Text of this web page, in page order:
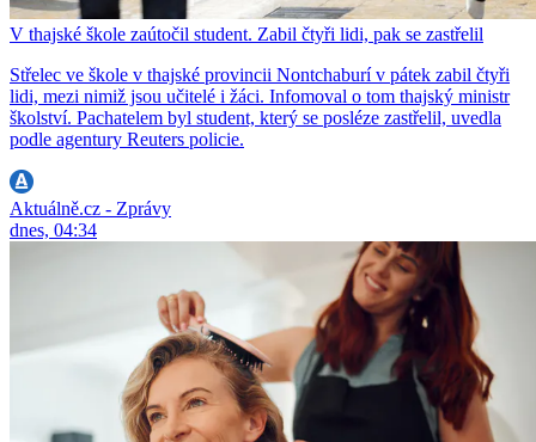
V thajské škole zaútočil student. Zabil čtyři lidi, pak se zastřelil
Střelec ve škole v thajské provincii Nontchaburí v pátek zabil čtyři
lidi, mezi nimiž jsou učitelé i žáci. Infomoval o tom thajský ministr
školství. Pachatelem byl student, který se posléze zastřelil, uvedla
podle agentury Reuters policie.
Aktuálně.cz - Zprávy
dnes, 04:34